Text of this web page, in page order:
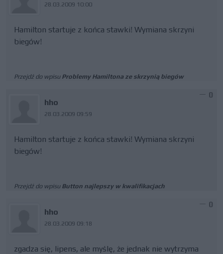
28.03.2009 10:00
Hamilton startuje z końca stawki! Wymiana skrzyni
biegów!
Przejdź do wpisu Problemy Hamiltona ze skrzynią biegów
hho
28.03.2009 09:59
0
Hamilton startuje z końca stawki! Wymiana skrzyni
biegów!
Przejdź do wpisu Button najlepszy w kwalifikacjach
hho
28.03.2009 09:18
0
zgadza się, lipens, ale myślę, że jednak nie wytrzyma